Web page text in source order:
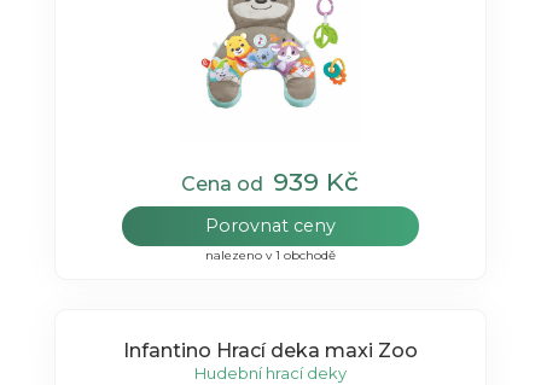
Cena od 939 Kč
Porovnat ceny
nalezeno v 1 obchodě
Infantino Hrací deka maxi Zoo
Hudební hrací deky